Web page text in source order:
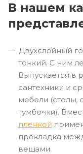
В нашем
Двухслойный
тонкий. С ним
Выпускается в
сантехники и
мебели (столы,
тумбочки).
пленкой
прокладка
вещами.